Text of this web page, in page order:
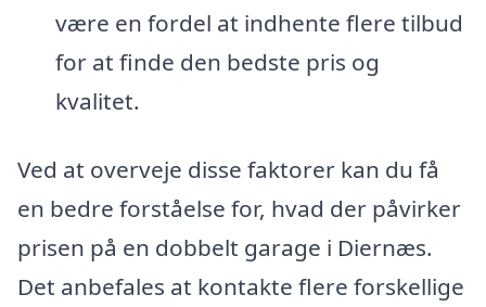
være en fordel at indhente flere tilbud
for at finde den bedste pris og
kvalitet.
Ved at overveje disse faktorer kan du få
en bedre forståelse for, hvad der påvirker
prisen på en dobbelt garage i Diernæs.
Det anbefales at kontakte flere forskellige